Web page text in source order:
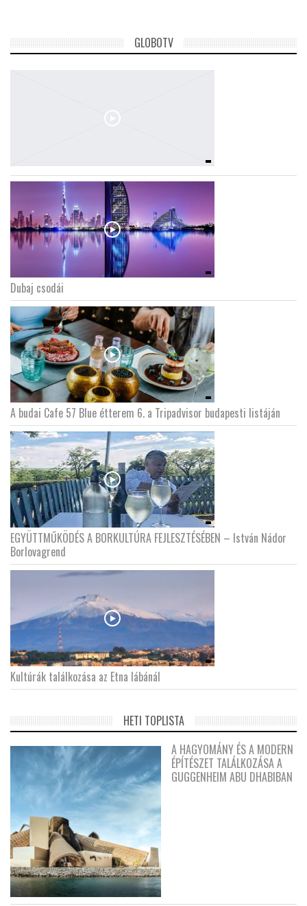
GLOBOTV
Dubaj csodái
A budai Cafe 57 Blue étterem 6. a Tripadvisor budapesti listáján
EGYÜTTMŰKÖDÉS A BORKULTÚRA FEJLESZTÉSÉBEN – István Nádor
Borlovagrend
Kultúrák találkozása az Etna lábánál
HETI TOPLISTA
A HAGYOMÁNY ÉS A MODERN
ÉPÍTÉSZET TALÁLKOZÁSA A
GUGGENHEIM ABU DHABIBAN